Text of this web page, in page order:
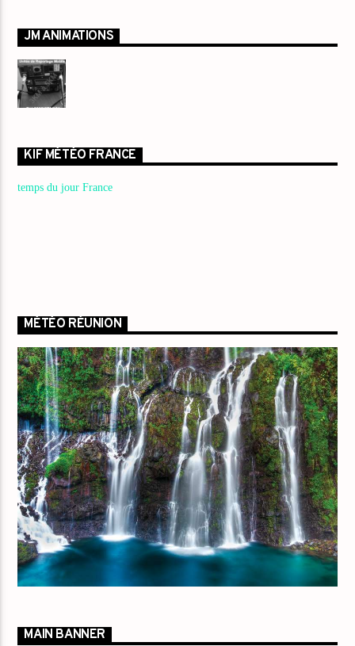
JM ANIMATIONS
KIF MÉTÉO FRANCE
temps du jour France
MÉTÉO RÉUNION
MAIN BANNER